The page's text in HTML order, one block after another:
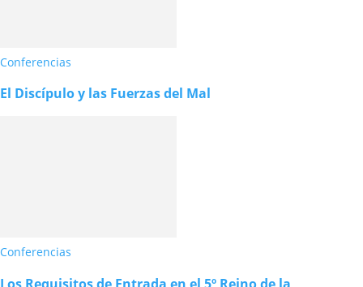
Conferencias
El Discípulo y las Fuerzas del Mal
Conferencias